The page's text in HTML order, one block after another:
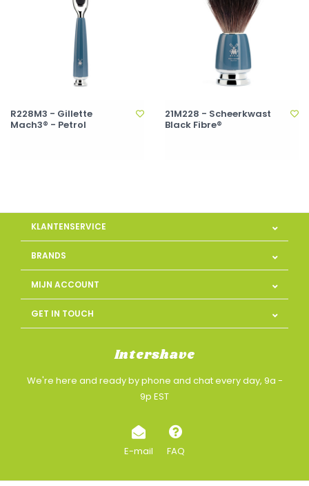
R228M3 - Gillette
Mach3® - Petrol
21M228 - Scheerkwast
Black Fibre®
KLANTENSERVICE
BRANDS
MIJN ACCOUNT
GET IN TOUCH
Intershave
We're here and ready by phone and chat every day, 9a -
9p EST
E-mail FAQ